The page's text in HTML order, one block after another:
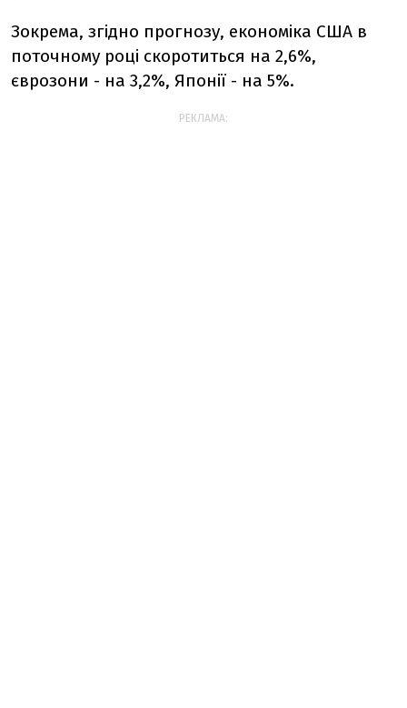
Зокрема, згідно прогнозу, економіка США в
поточному році скоротиться на 2,6%,
єврозони - на 3,2%, Японії - на 5%.
РЕКЛАМА: